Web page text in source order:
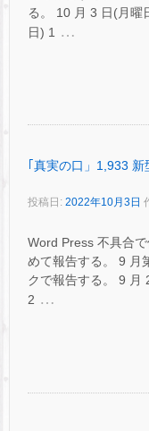
る。 10 月 3 日(月曜
日) 1
…
｢真実の口」1,933
投稿日: 2022年10月3日
Word Press 不具合
めて報告する。 9 月
クで報告する。 9 月
2 …